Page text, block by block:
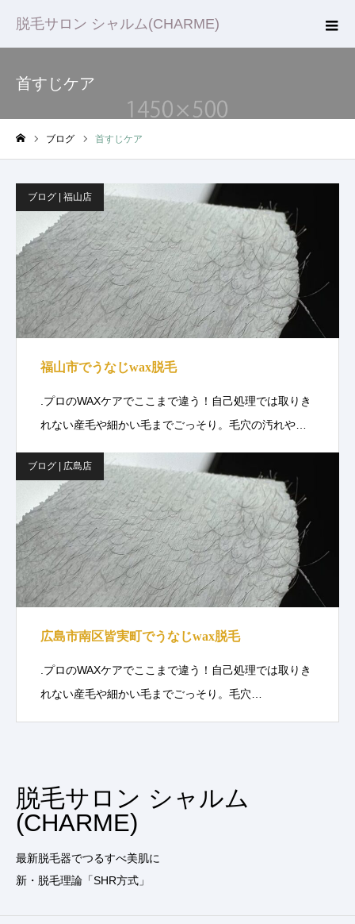
脱毛サロン シャルム(CHARME)
首すじケア
ブログ 首すじケア
ブログ | 福山店
福山市でうなじwax脱毛
.プロのWAXケアでここまで違う！自己処理では取りき
れない産毛や細かい毛までごっそり。毛穴の汚れや…
ブログ | 広島店
広島市南区皆実町でうなじwax脱毛
.プロのWAXケアでここまで違う！自己処理では取りき
れない産毛や細かい毛までごっそり。毛穴…
脱毛サロン シャルム
(CHARME)
最新脱毛器でつるすべ美肌に
新・脱毛理論「SHR方式」